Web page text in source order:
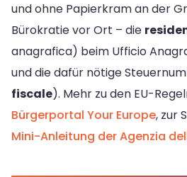
und ohne Papierkram an der
Bürokratie vor Ort – die
anagrafica) beim Ufficio
und die dafür nötige
fiscale). Mehr zu den EU-
Bürgerportal Your Europe, zur
Mini-Anleitung der Agenzia